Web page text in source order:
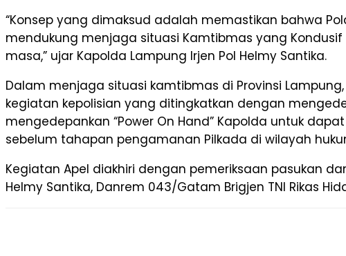
“Konsep yang dimaksud adalah memastikan bahwa
mendukung menjaga situasi Kamtibmas yang
masa,” ujar Kapolda Lampung Irjen Pol Helmy Santika.
Dalam menjaga situasi kamtibmas di Provinsi
kegiatan kepolisian yang ditingkatkan dengan
mengedepankan “Power On Hand” Kapolda untuk
sebelum tahapan pengamanan Pilkada di wilayah
Kegiatan Apel diakhiri dengan pemeriksaan pasukan
Helmy Santika, Danrem 043/Gatam Brigjen TNI Rikas